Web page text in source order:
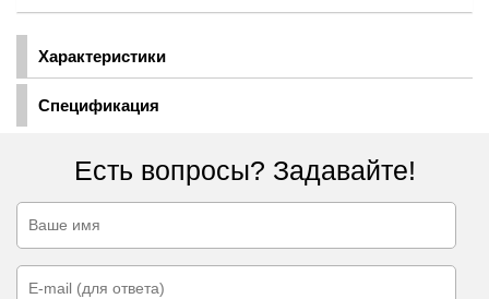
Характеристики
Спецификация
Есть вопросы? Задавайте!